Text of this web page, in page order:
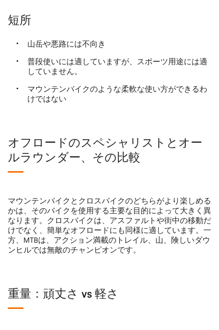
短所
山岳や悪路には不向き
普段使いには適していますが、スポーツ用途には適
していません。
マウンテンバイクのような柔軟な使い方ができるわ
けではない
オフロードのスペシャリストとオー
ルラウンダー、その比較
マウンテンバイクとクロスバイクのどちらがより楽しめる
かは、そのバイクを使用する主要な目的によって大きく異
なります。クロスバイクは、アスファルトや街中の移動だ
けでなく、簡単なオフロードにも同様に適しています。一
方、MTBは、アクション満載のトレイル、山、険しいダウ
ンヒルでは無敵のチャンピオンです。
重量：頑丈さ vs 軽さ